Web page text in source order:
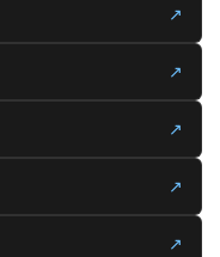
↗
↗
↗
↗
↗